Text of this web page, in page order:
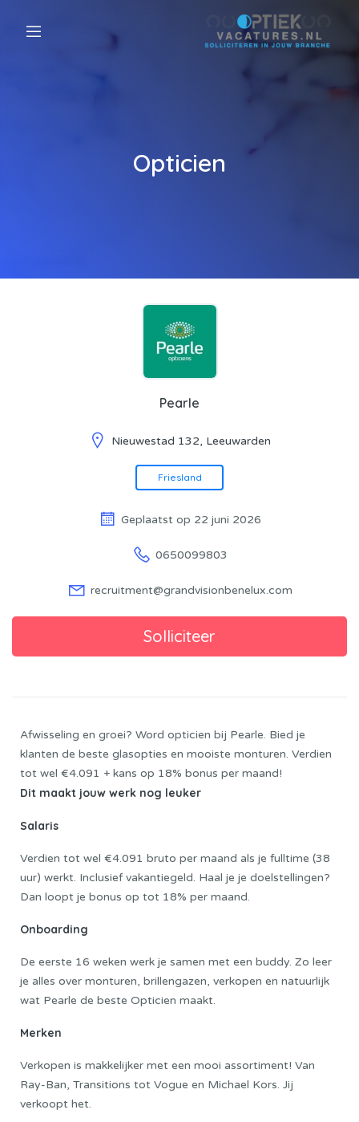
Opticien
Pearle
Nieuwestad 132, Leeuwarden
Friesland
Geplaatst op 22 juni 2026
0650099803
recruitment@grandvisionbenelux.com
Afwisseling en groei? Word opticien bij Pearle. Bied je
klanten de beste glasopties en mooiste monturen. Verdien
tot wel €4.091 + kans op 18% bonus per maand!
Dit maakt jouw werk nog leuker
Salaris
Verdien tot wel €4.091 bruto per maand als je fulltime (38
uur) werkt. Inclusief vakantiegeld. Haal je je doelstellingen?
Dan loopt je bonus op tot 18% per maand.
Onboarding
De eerste 16 weken werk je samen met een buddy. Zo leer
je alles over monturen, brillengazen, verkopen en natuurlijk
wat Pearle de beste Opticien maakt.
Merken
Verkopen is makkelijker met een mooi assortiment! Van
Ray-Ban, Transitions tot Vogue en Michael Kors. Jij
verkoopt het.